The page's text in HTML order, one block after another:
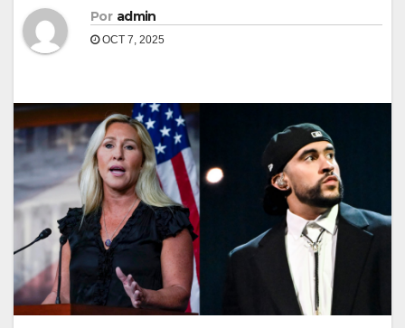
Por admin
OCT 7, 2025